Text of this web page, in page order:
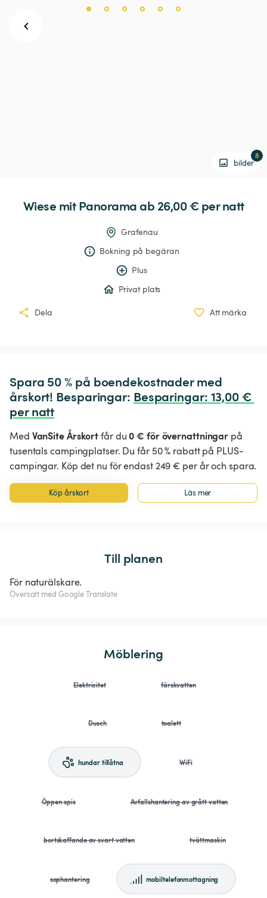
bilder
8
Wiese mit Panorama ab 26,00 € per natt
Grafenau
Bokning på begäran
Plus
Privat plats
Dela Att märka
Spara 50 % på boendekostnader med
årskort! Besparingar: Besparingar: 13,00 €
per natt
Med VanSite Årskortfår du0 € för övernattningar på
tusentals campingplatser. Du får 50 % rabatt på PLUS-
campingar. Köp det nu för endast 249 € per år och spara.
Köp årskort Läs mer
Till planen
För naturälskare.
Översatt med Google Translate
Möblering
Elektricitet färskvatten
Dusch toalett
hundar tillåtna WiFi
Öppen spis Avfallshantering av grått vatten
bortskaffande av svart vatten tvättmaskin
sophantering mobiltelefonmottagning